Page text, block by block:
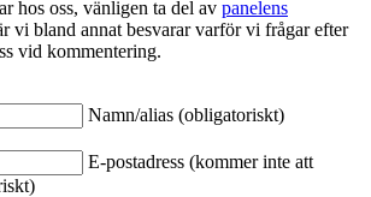
hos oss, vänligen ta del av panelens
vi bland annat besvarar varför vi frågar efter
vid kommentering.
Namn/alias (obligatoriskt)
E-postadress (kommer inte att